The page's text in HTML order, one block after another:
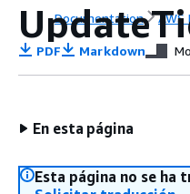
Documentation AWS
PDF Markdown
En esta página
Esta página no se ha